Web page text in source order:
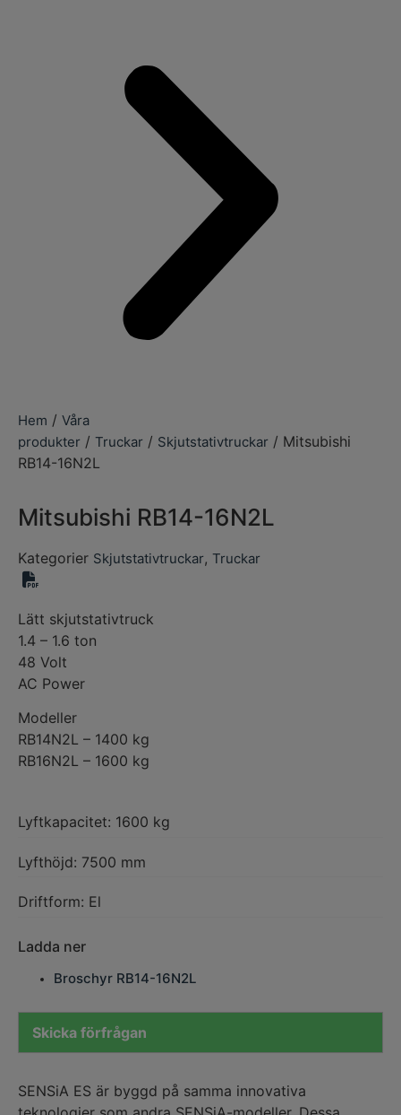
Hem / Våra
produkter / Truckar / Skjutstativtruckar / Mitsubishi
RB14-16N2L
Mitsubishi RB14-16N2L
Kategorier Skjutstativtruckar, Truckar
Lätt skjutstativtruck
1.4 – 1.6 ton
48 Volt
AC Power
Modeller
RB14N2L – 1400 kg
RB16N2L – 1600 kg
Lyftkapacitet: 1600 kg
Lyfthöjd: 7500 mm
Driftform: El
Ladda ner
Broschyr RB14-16N2L
Skicka förfrågan
SENSiA ES är byggd på samma innovativa